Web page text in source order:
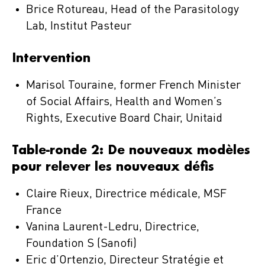
Brice Rotureau, Head of the Parasitology
Lab, Institut Pasteur
Intervention
Marisol Touraine, former French Minister
of Social Affairs, Health and Women’s
Rights, Executive Board Chair, Unitaid
Table-ronde 2: De nouveaux modèles
pour relever les nouveaux défis
Claire Rieux, Directrice médicale, MSF
France
Vanina Laurent-Ledru, Directrice,
Foundation S (Sanofi)
Eric d’Ortenzio, Directeur Stratégie et